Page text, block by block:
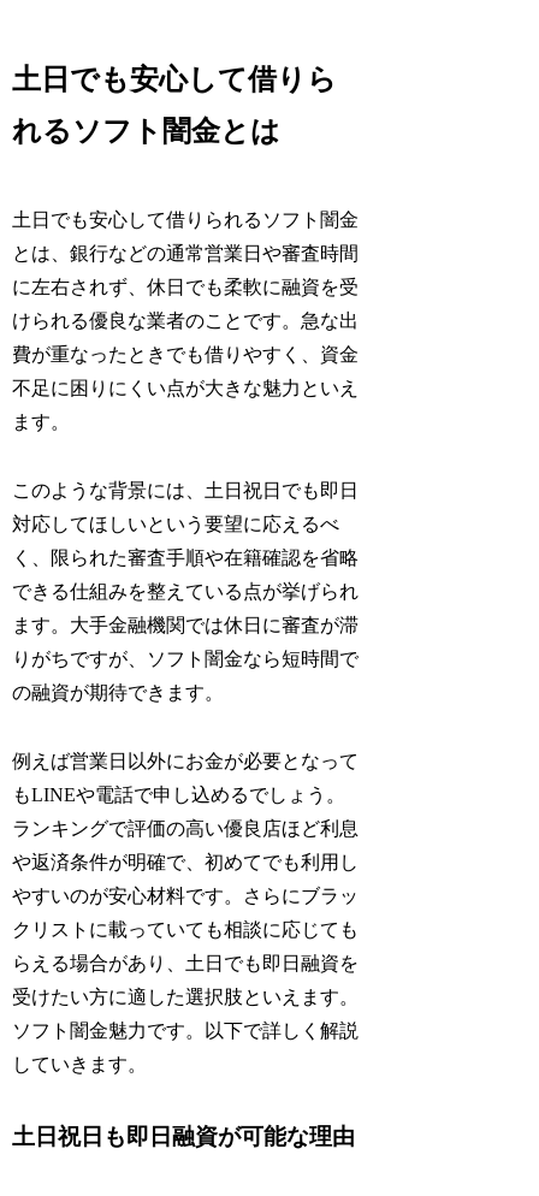
土日でも安心して借りら
れるソフト闇金とは
土日でも安心して借りられるソフト闇金
とは、銀行などの通常営業日や審査時間
に左右されず、休日でも柔軟に融資を受
けられる優良な業者のことです。急な出
費が重なったときでも借りやすく、資金
不足に困りにくい点が大きな魅力といえ
ます。
このような背景には、土日祝日でも即日
対応してほしいという要望に応えるべ
く、限られた審査手順や在籍確認を省略
できる仕組みを整えている点が挙げられ
ます。大手金融機関では休日に審査が滞
りがちですが、ソフト闇金なら短時間で
の融資が期待できます。
例えば営業日以外にお金が必要となって
もLINEや電話で申し込めるでしょう。
ランキングで評価の高い優良店ほど利息
や返済条件が明確で、初めてでも利用し
やすいのが安心材料です。さらにブラッ
クリストに載っていても相談に応じても
らえる場合があり、土日でも即日融資を
受けたい方に適した選択肢といえます。
ソフト闇金魅力です。以下で詳しく解説
していきます。
土日祝日も即日融資が可能な理由